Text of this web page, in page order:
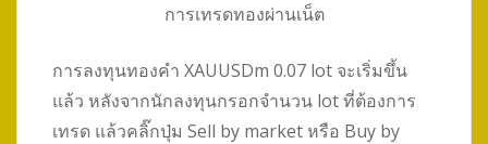
การเทรดทองผ่านเน็ต
การลงทุนทองคำ XAUUSDm 0.07 lot จะเริ่มขึ้น
แล้ว หลังจากนักลงทุนกรอกจำนวน lot ที่ต้องการ
เทรด แล้วคลิ๊กปุ่ม Sell by market หรือ Buy by